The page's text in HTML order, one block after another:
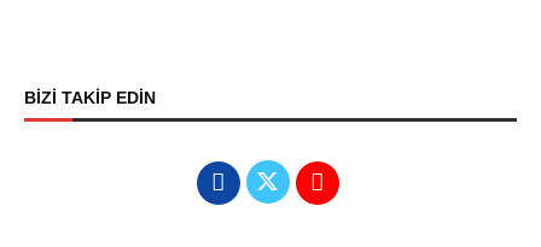
BİZİ TAKİP EDİN